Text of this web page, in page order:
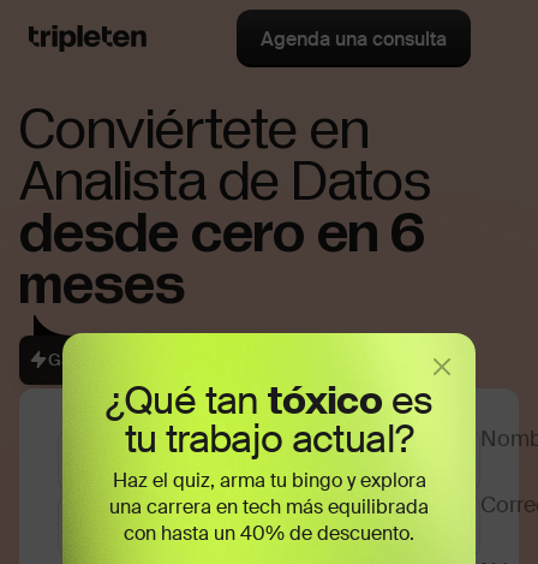
Agenda una consulta
Conviértete en
Analista de Datos
desde cero en 6
meses
Garantía de reembolso del 100%
¿Qué tan tóxico es
tu trabajo actual?
Haz el quiz, arma tu bingo y explora
una carrera en tech más equilibrada
con hasta un 40% de descuento.